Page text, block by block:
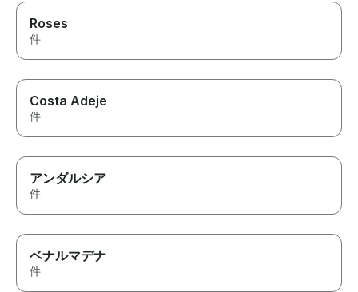
Roses
件
Costa Adeje
件
アンダルシア
件
ベナルマデナ
件